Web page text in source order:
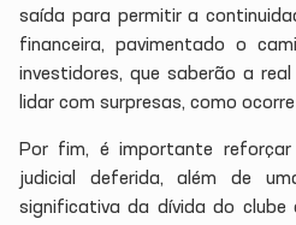
saída para permitir a
financeira, pavimentado o
investidores, que saberão a
lidar com surpresas, como
Por fim, é importante
judicial deferida, além de
significativa da dívida do clube